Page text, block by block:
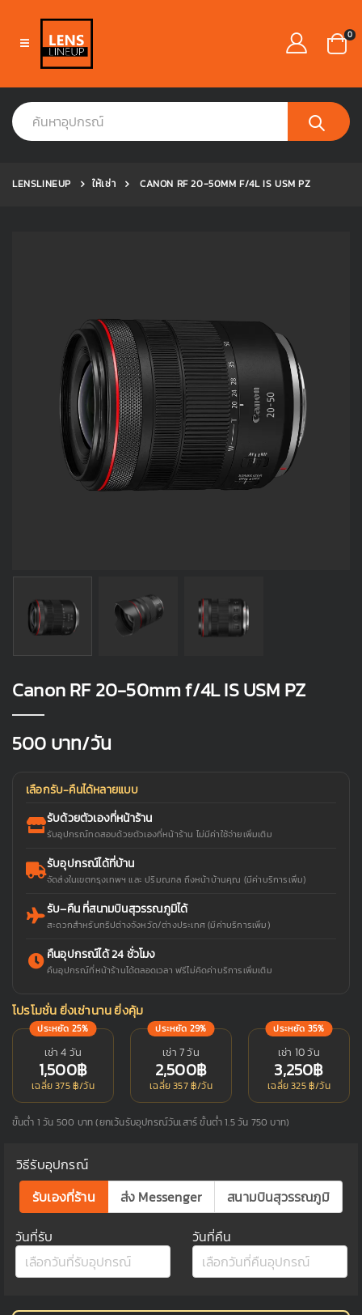
0
LENSLINEUP ให้เช่า CANON RF 20-50MM F/4L IS USM PZ
Canon RF 20-50mm f/4L IS USM PZ
500 บาท/วัน
เลือกรับ-คืนได้หลายแบบ
รับด้วยตัวเองที่หน้าร้าน
รับอุปกรณ์ทดสอบด้วยตัวเองที่หน้าร้าน ไม่มีค่าใช้จ่ายเพิ่มเติม
รับอุปกรณ์ได้ที่บ้าน
จัดส่งในเขตกรุงเทพฯ และ ปริมณฑล ถึงหน้าบ้านคุณ (มีค่าบริการเพิ่ม)
รับ–คืน ที่สนามบินสุวรรณภูมิได้
สะดวกสำหรับทริปต่างจังหวัด/ต่างประเทศ (มีค่าบริการเพิ่ม)
คืนอุปกรณ์ได้ 24 ชั่วโมง
คืนอุปกรณ์ที่หน้าร้านได้ตลอดเวลา ฟรีไม่คิดค่าบริการเพิ่มเติม
โปรโมชั่น ยิ่งเช่านาน ยิ่งคุ้ม
ประหยัด 25%
เช่า 4 วัน
1,500฿
เฉลี่ย 375 ฿/วัน
ประหยัด 29%
เช่า 7 วัน
2,500฿
เฉลี่ย 357 ฿/วัน
ประหยัด 35%
เช่า 10 วัน
3,250฿
เฉลี่ย 325 ฿/วัน
ขั้นต่ำ 1 วัน 500 บาท (ยกเว้นรับอุปกรณ์วันเสาร์ ขั้นต่ำ 1.5 วัน 750 บาท)
วิธีรับอุปกรณ์
รับเองที่ร้าน
ส่ง Messenger สนามบินสุวรรณภูมิ
วันที่รับ วันที่คืน